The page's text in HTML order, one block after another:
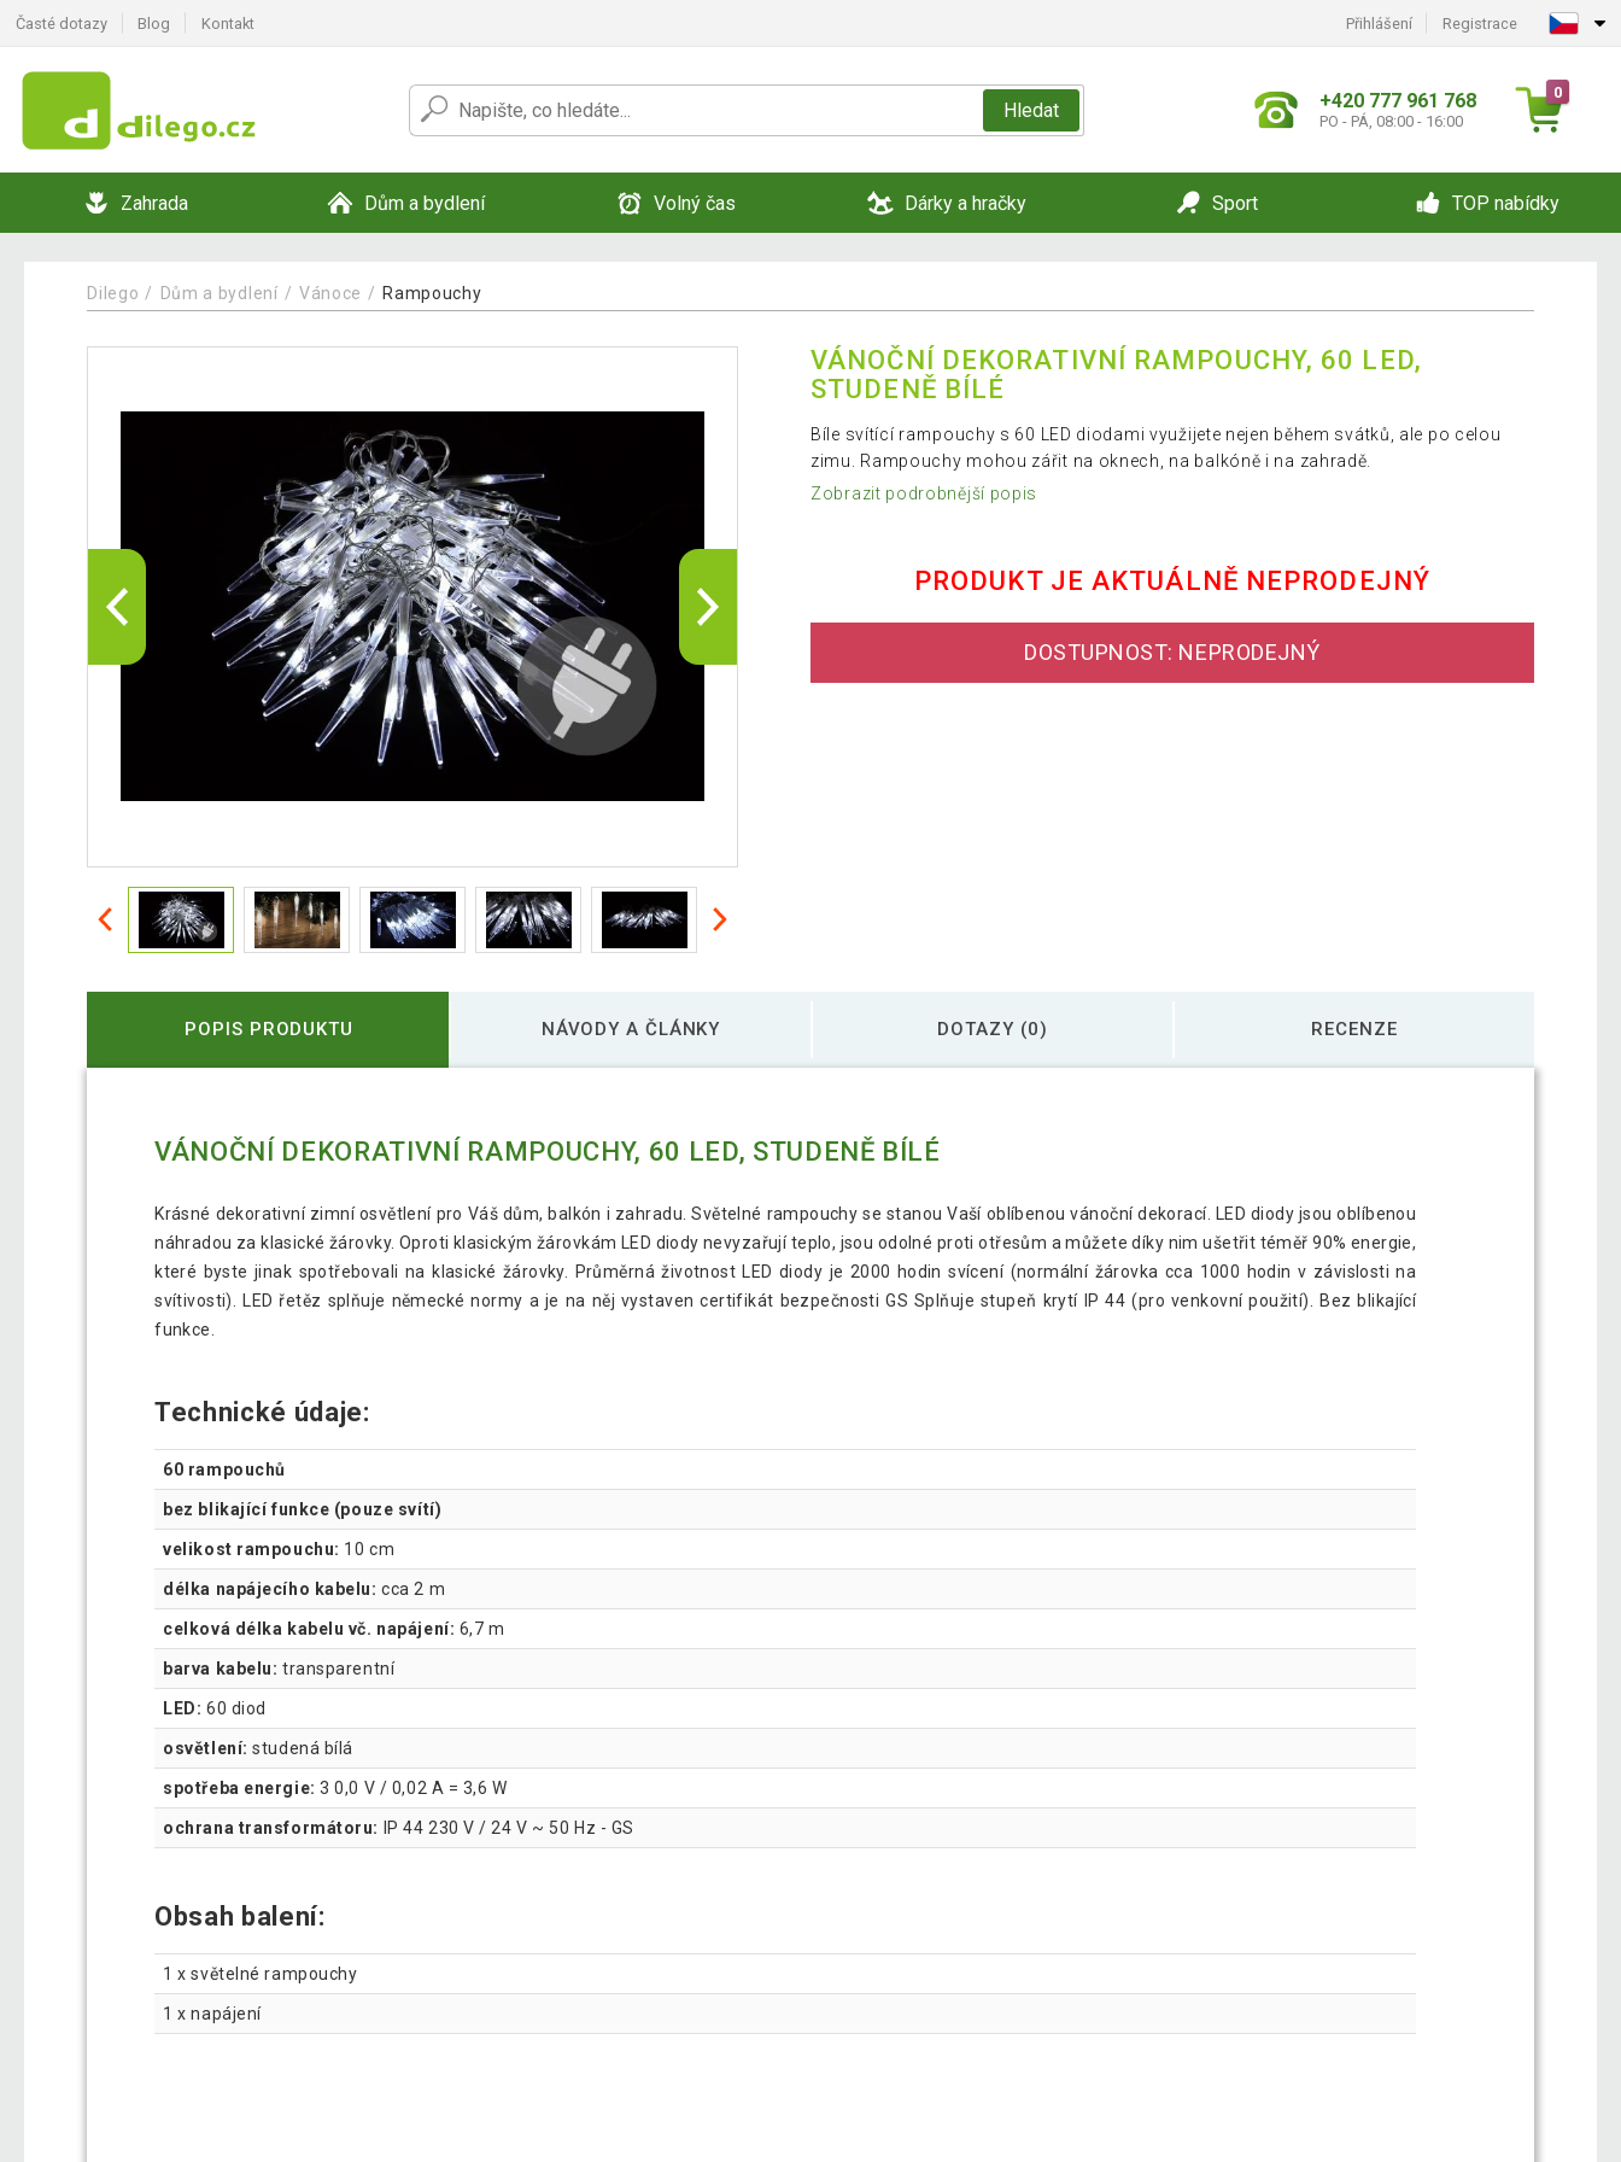
Časté dotazy Blog Kontakt Přihlášení Registrace
Hledat +420 777 961 768
PO - PÁ, 08:00 - 16:00
0
Zahrada Dům a bydlení Volný čas Dárky a hračky Sport TOP nabídky
Dilego Dům a bydlení Vánoce Rampouchy
VÁNOČNÍ DEKORATIVNÍ RAMPOUCHY, 60 LED,
STUDENĚ BÍLÉ
Bíle svítící rampouchy s 60 LED diodami využijete nejen během svátků, ale po celou
zimu. Rampouchy mohou zářit na oknech, na balkóně i na zahradě.
Zobrazit podrobnější popis
PRODUKT JE AKTUÁLNĚ NEPRODEJNÝ
DOSTUPNOST: NEPRODEJNÝ
POPIS PRODUKTU NÁVODY A ČLÁNKY DOTAZY (0) RECENZE
VÁNOČNÍ DEKORATIVNÍ RAMPOUCHY, 60 LED, STUDENĚ BÍLÉ
Krásné dekorativní zimní osvětlení pro Váš dům, balkón i zahradu. Světelné rampouchy se stanou Vaší oblíbenou vánoční dekorací. LED diody jsou oblíbenou
náhradou za klasické žárovky. Oproti klasickým žárovkám LED diody nevyzařují teplo, jsou odolné proti otřesům a můžete díky nim ušetřit téměř 90% energie,
které byste jinak spotřebovali na klasické žárovky. Průměrná životnost LED diody je 2000 hodin svícení (normální žárovka cca 1000 hodin v závislosti na
svítivosti). LED řetěz splňuje německé normy a je na něj vystaven certifikát bezpečnosti GS Splňuje stupeň krytí IP 44 (pro venkovní použití). Bez blikající
funkce.
Technické údaje:
60 rampouchů
bez blikající funkce (pouze svítí)
velikost rampouchu: 10 cm
délka napájecího kabelu: cca 2 m
celková délka kabelu vč. napájení: 6,7 m
barva kabelu: transparentní
LED: 60 diod
osvětlení: studená bílá
spotřeba energie:3 0,0 V / 0,02 A = 3,6 W
ochrana transformátoru: IP 44 230 V / 24 V ~ 50 Hz - GS
Obsah balení:
1 x světelné rampouchy
1 x napájení